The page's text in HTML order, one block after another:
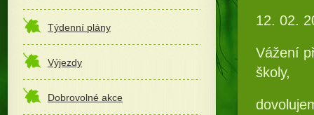
Týdenní plány
Výjezdy
Dobrovolné akce
12. 02.
Vážení
školy,